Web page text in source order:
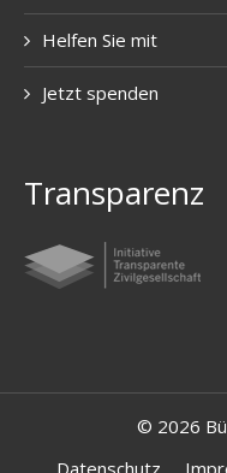
Helfen Sie mit
Jetzt spenden
Transparenz
© 2026
Datenschutz